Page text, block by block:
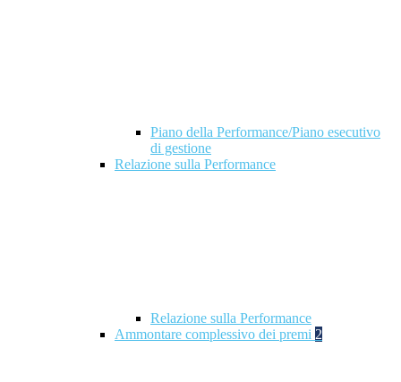
Piano della Performance/Piano esecutivo
di gestione
Relazione sulla Performance
Relazione sulla Performance
Ammontare complessivo dei premi 2